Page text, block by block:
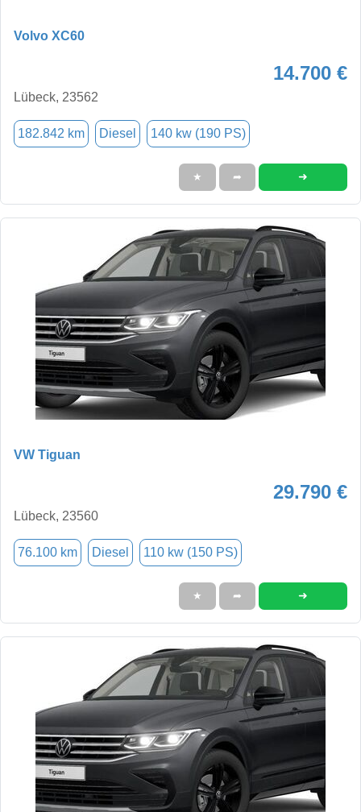
Volvo XC60
14.700 €
Lübeck, 23562
182.842 km Diesel 140 kw (190 PS)
★ ➦ ➜
VW Tiguan
29.790 €
Lübeck, 23560
76.100 km Diesel 110 kw (150 PS)
★ ➦ ➜